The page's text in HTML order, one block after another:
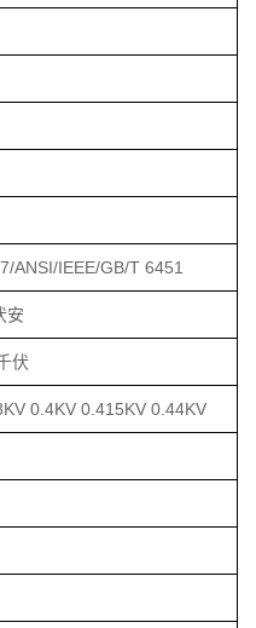
ANSI/IEEE/GB/T 6451
安
伏
0.4KV 0.415KV 0.44KV